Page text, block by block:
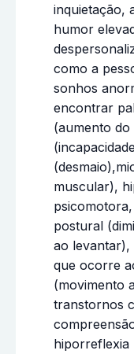
inquietação,
humor
como a
sonhos
encontrar
(aumento do
muscular),
postural
ao
que ocorre
(movimento
transtornos
hiporreflexia